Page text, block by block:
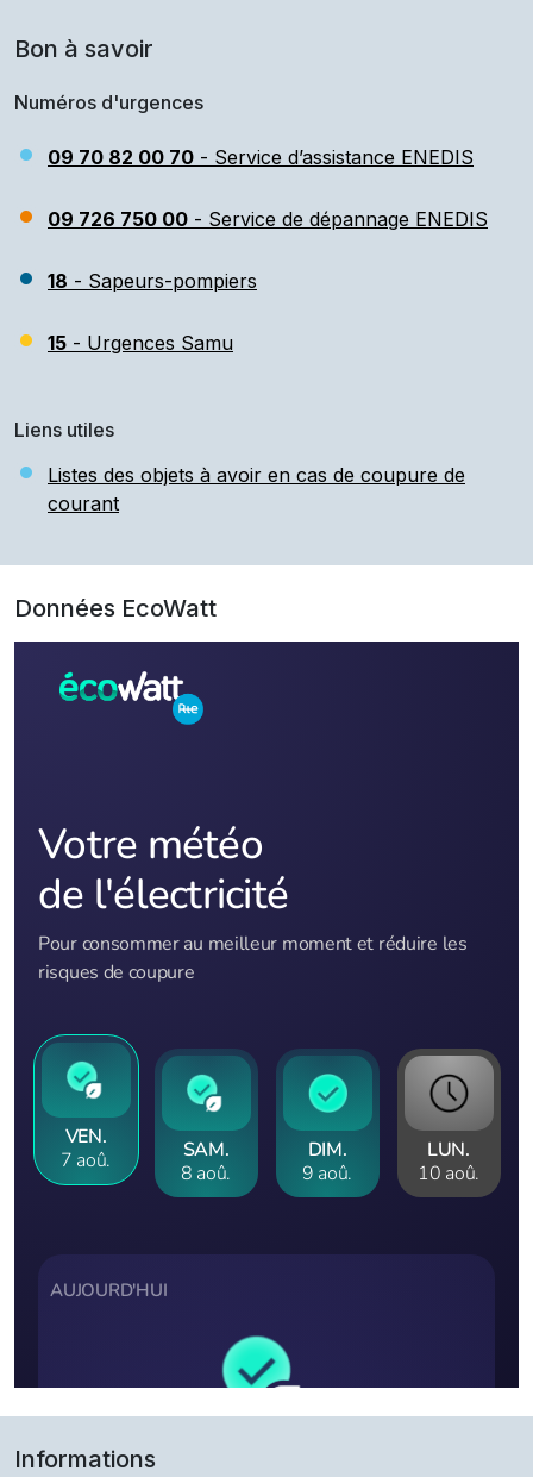
Bon à savoir
Numéros d'urgences
09 70 82 00 70 - Service d’assistance ENEDIS
09 726 750 00 - Service de dépannage ENEDIS
18 - Sapeurs-pompiers
15 - Urgences Samu
Liens utiles
Listes des objets à avoir en cas de coupure de
courant
Données EcoWatt
Informations